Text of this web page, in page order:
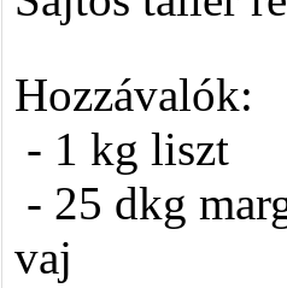
Hozzávalók:
- 1 kg liszt
- 25 dkg
vaj